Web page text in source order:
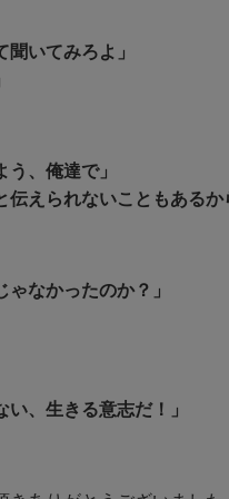
聞いてみろよ」
う、俺達で」
伝えられないこともあるか
ゃなかったのか？」
い、生きる意志だ！」